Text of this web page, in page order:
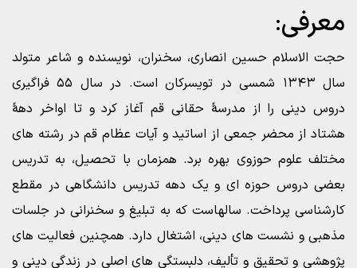
معرفی:
حجت الاسلام حسین انصاری، سخنران، نویسنده و شاعر متولد
سال ۱۳۴۳ شمسی در تویسرکان است. در سال ۵۵ فراگیری
دروس دینی را از مدرسۀ حقانی قم آغاز کرد و تا اواخر دهۀ
هشتاد از محضر جمعی از اساتید و آیات عظام قم در رشته های
مختلف علوم حوزوی بهره برد. همزمان با تحصیل، به تدریس
بعضی دروس حوزه‌ ای و یک دهه تدریس دانشگاهی در مقطع
کارشناسی پرداخت. سالهاست که به تبلیغ و سخنرانی در جلسات
مذهبی و نشست های دینی، اشتغال دارد. همچنین فعالیت های
پژوهشی و تحقیق و تألیف، دلبستگی های اصلی در زندگی دینی و